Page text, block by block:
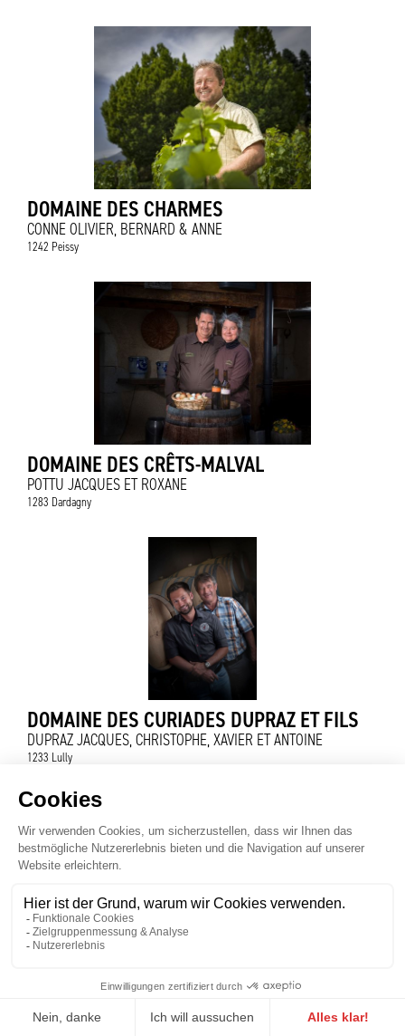
DOMAINE DES CHARMES
CONNE OLIVIER, BERNARD & ANNE
1242 Peissy
DOMAINE DES CRÊTS-MALVAL
POTTU JACQUES ET ROXANE
1283 Dardagny
DOMAINE DES CURIADES DUPRAZ ET FILS
DUPRAZ JACQUES, CHRISTOPHE, XAVIER ET ANTOINE
1233 Lully
RAMU SYLVAIN ET DAMIEN
1282 Dardagny